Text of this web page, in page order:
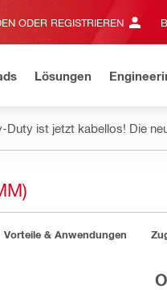
ODER REGISTRIEREN
Lösungen
Duty ist jetzt kabellos! Die
Vorteile & Anwendungen